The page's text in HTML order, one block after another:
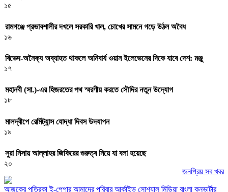
১৫
রামগঞ্জে প্রভাবশালীর দখলে সরকারি খাল, চোখের সামনে গড়ে উঠল অবৈধ
১৬
বিভেদ-অনৈক্য অব্যাহত থাকলে অনিবার্য ওয়ান ইলেভেনের দিকে যাবে দেশ: মঞ্জু
১৭
মহানবী (সা.)-এর হিজরতের পথ স্মরণীয় করতে সৌদির নতুন উদ্যোগ
১৮
মালদ্বীপে রেমিট্যান্স যোদ্ধা দিবস উদযাপন
১৯
সুরা নিসায় আল্লাহর জিকিরের গুরুত্ব নিয়ে যা বলা হয়েছে
২০
জনপ্রিয় সব খবর
আজকের পত্রিকা ই-পেপার আমাদের পরিবার আর্কাইভ সোশ্যাল মিডিয়া বাংলা কনভার্টার